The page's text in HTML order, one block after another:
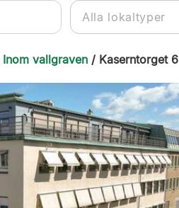
Alla lokaltyper
Inom vallgraven / Kaserntorget 6